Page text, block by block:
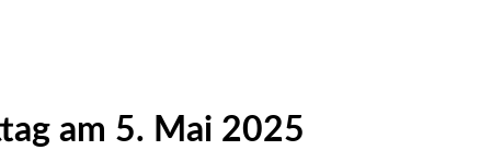
am 5. Mai 2025